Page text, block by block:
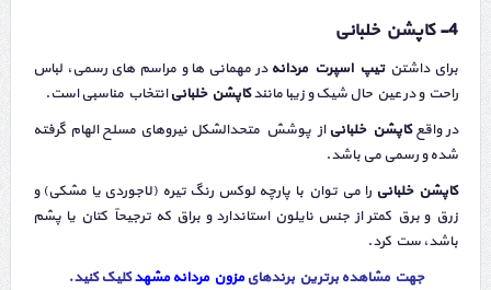
4- کاپشن خلبانی
برای داشتنتیپ اسپرت مردانه در مهمانی ها و مراسم های رسمی، لباس
راحت و در عین حال شیک و زیبا مانندکاپشن خلبانیانتخاب مناسبی است.
در واقعکاپشن خلبانی از پوشش متحدالشکل نیروهای مسلح الهام گرفته
‌شده و رسمی می باشد.
کاپشن خلبانی را می توان با پارچه‌ لوکس رنگ تیره (لاجوردی یا مشکی) و
زرق‌ و برق کمتر از جنس نایلون استاندارد و براق که ترجیحاً کتان یا پشم
باشد، ست کرد.
جهت مشاهده برترین برندهایمزون مردانه مشهدکلیک کنید.